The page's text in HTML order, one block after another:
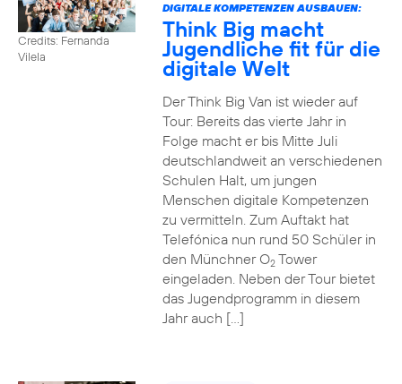
Credits: Fernanda
Vilela
DIGITALE KOMPETENZEN AUSBAUEN:
Think Big macht
Jugendliche fit für die
digitale Welt
Der Think Big Van ist wieder auf
Tour: Bereits das vierte Jahr in
Folge macht er bis Mitte Juli
deutschlandweit an verschiedenen
Schulen Halt, um jungen
Menschen digitale Kompetenzen
zu vermitteln. Zum Auftakt hat
Telefónica nun rund 50 Schüler in
den Münchner O2Tower
eingeladen. Neben der Tour bietet
das Jugendprogramm in diesem
Jahr auch […]